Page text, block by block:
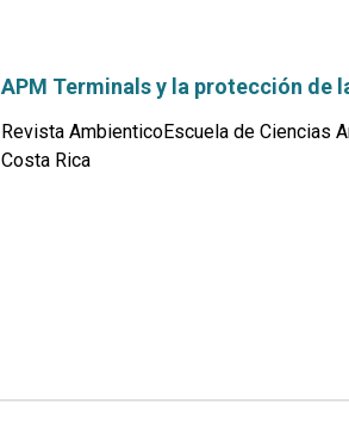
APM Terminals y la protección de
Revista AmbienticoEscuela de Ciencias
Costa Rica